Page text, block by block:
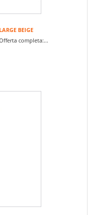
BEIGE
completa:...